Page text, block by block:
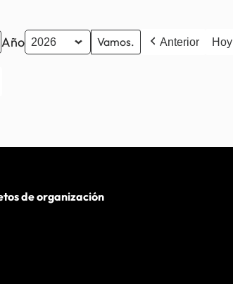
Año Anterior Hoy
de organización